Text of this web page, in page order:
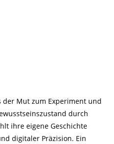
der Mut zum Experiment und
durch
ihre eigene Geschichte
digitaler Präzision. Ein